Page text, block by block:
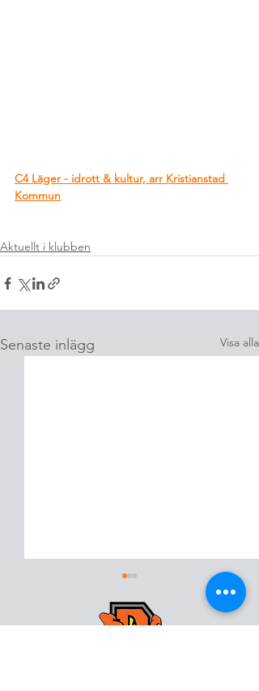
C4 Läger - idrott & kultur, arr Kristianstad
Kommun
Aktuellt i klubben
Senaste inlägg Visa alla